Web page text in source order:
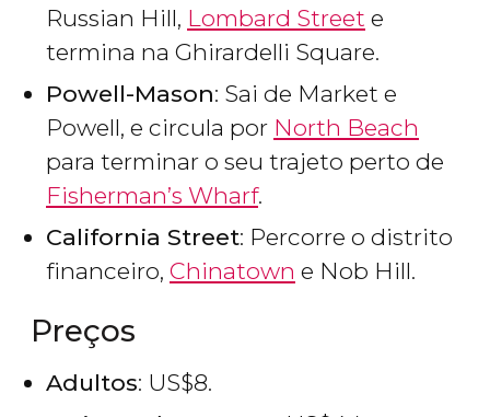
Russian Hill, Lombard Street e
termina na Ghirardelli Square.
Powell-Mason: Sai de Market e
Powell, e circula por North Beach
para terminar o seu trajeto perto de
Fisherman’s Wharf.
California Street: Percorre o distrito
financeiro, Chinatown e Nob Hill.
Preços
Adultos: US$8.